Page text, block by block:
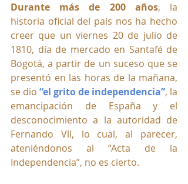
Durante más de 200 años, la
historia oficial del país nos ha hecho
creer que un viernes 20 de julio de
1810, día de mercado en Santafé de
Bogotá, a partir de un suceso que se
presentó en las horas de la mañana,
se dio “el grito de independencia”, la
emancipación de España y el
desconocimiento a la autoridad de
Fernando Vll, lo cual, al parecer,
ateniéndonos al “Acta de la
Independencia”, no es cierto.